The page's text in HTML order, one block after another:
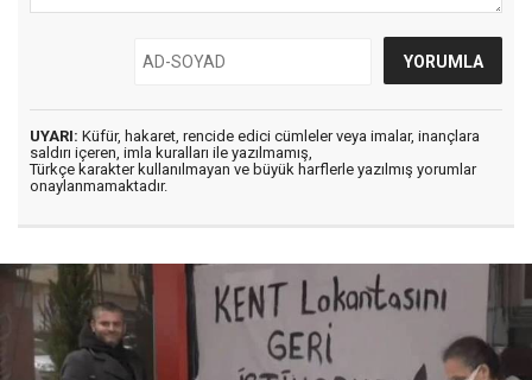
UYARI: Küfür, hakaret, rencide edici cümleler veya imalar, inançlara
saldırı içeren, imla kuralları ile yazılmamış,
Türkçe karakter kullanılmayan ve büyük harflerle yazılmış yorumlar
onaylanmamaktadır.